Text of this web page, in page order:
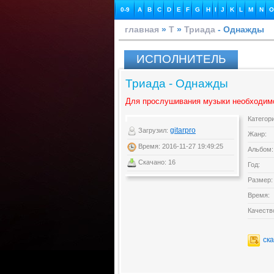
0-9 A B C D E F G H I J K L M N O
главная » Т » Триада - Однажды
ИСПОЛНИТЕЛЬ
Триада - Однажды
Для прослушивания музыки
Загрузил: gitarpro
Время: 2016-11-27 19:49:25
Скачано: 16
Жанр:
Альбом:
Год:
Размер:
Время: